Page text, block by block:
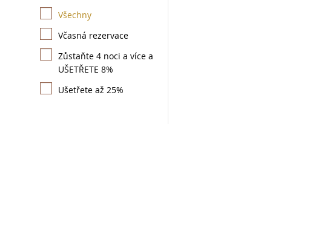
Všechny
Včasná rezervace
Zůstaňte 4 noci a více a
UŠETŘETE 8%
Ušetřete až 25%